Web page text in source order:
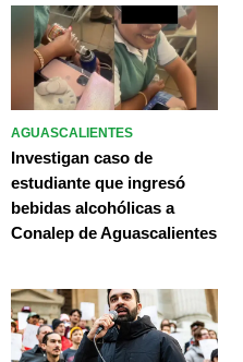
AGUASCALIENTES
Investigan caso de
estudiante que ingresó
bebidas alcohólicas a
Conalep de Aguascalientes